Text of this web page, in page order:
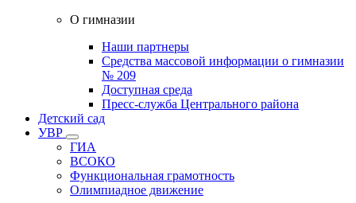
О гимназии
Наши партнеры
Средства массовой информации о гимназии
№ 209
Доступная среда
Пресс-служба Центрального района
Детский сад
УВР
ГИА
ВСОКО
Функциональная грамотность
Олимпиадное движение